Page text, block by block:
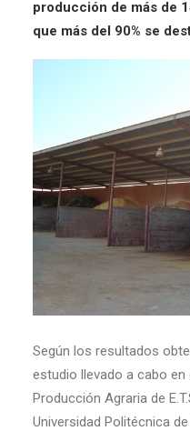
producción de más de
que más del 90% se
Según los resultados
estudio llevado a cabo en
Producción Agraria de
Universidad Politécnica